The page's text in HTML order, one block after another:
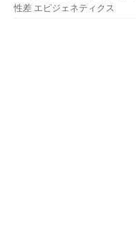
性差 エピジェネティクス